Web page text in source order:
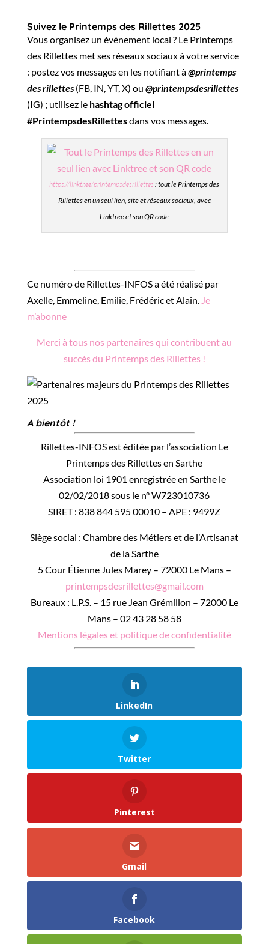
Suivez le Printemps des Rillettes 2025
Vous organisez un événement local ? Le Printemps
des Rillettes met ses réseaux sociaux à votre service
: postez vos messages en les notifiant à@printemps
des rillettes(FB, IN, YT, X) ou @printempsdesrillettes
(IG) ; utilisez le hashtag officiel
#PrintempsdesRillettesdans vos messages.
https://linktr.ee/printempsdesrillettes : tout le Printemps des
Rillettes en un seul lien, site et réseaux sociaux, avec
Linktree et son QR code
Ce numéro de Rillettes-INFOS a été réalisé par
Axelle, Emmeline, Emilie, Frédéric et Alain. Je
m’abonne
Merci à tous nos partenaires qui contribuent au
succès du Printemps des Rillettes !
A bientôt !
Rillettes-INFOS est éditée par l’association Le
Printemps des Rillettes en Sarthe
Association loi 1901 enregistrée en Sarthe le
02/02/2018 sous le n° W723010736
SIRET : 838 844 595 00010 – APE : 9499Z
Siège social : Chambre des Métiers et de l’Artisanat
de la Sarthe
5 Cour Étienne Jules Marey – 72000 Le Mans –
printempsdesrillettes@gmail.com
Bureaux : L.P.S. – 15 rue Jean Grémillon – 72000 Le
Mans – 02 43 28 58 58
Mentions légales et politique de confidentialité
LinkedIn
Twitter
Pinterest
Gmail
Facebook